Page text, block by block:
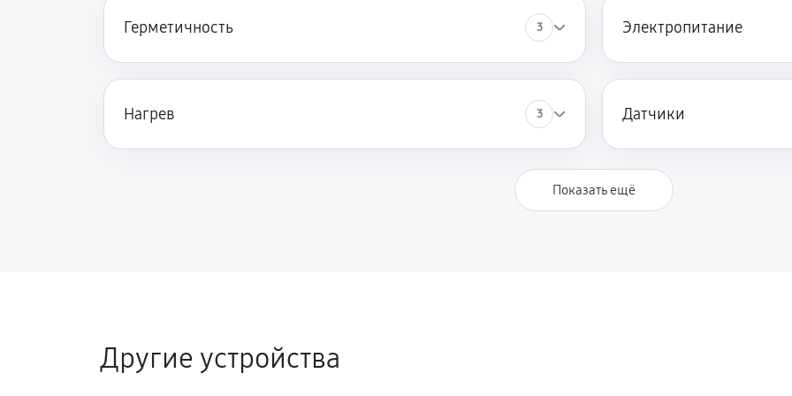
Герметичность 3 Электропитание
Нагрев 3 Датчики
Показать ещё
Другие устройства